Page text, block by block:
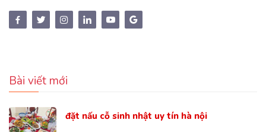
Bài viết mới
đặt nấu cỗ sinh nhật uy tín hà nội